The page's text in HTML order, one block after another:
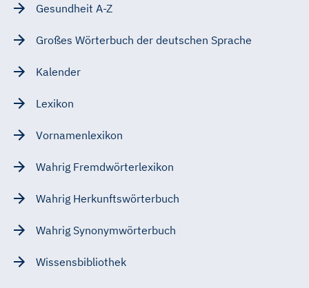
Gesundheit A-Z
Großes Wörterbuch der deutschen Sprache
Kalender
Lexikon
Vornamenlexikon
Wahrig Fremdwörterlexikon
Wahrig Herkunftswörterbuch
Wahrig Synonymwörterbuch
Wissensbibliothek